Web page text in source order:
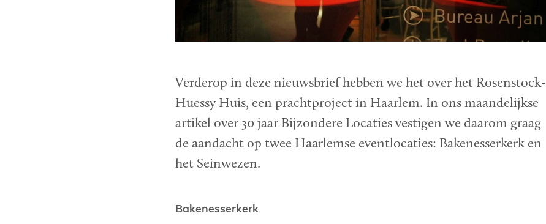
Verderop in deze nieuwsbrief hebben we het over het Rosenstock-
Huessy Huis, een prachtproject in Haarlem. In ons maandelijkse
artikel over 30 jaar Bijzondere Locaties vestigen we daarom graag
de aandacht op twee Haarlemse eventlocaties: Bakenesserkerk en
het Seinwezen.
Bakenesserkerk